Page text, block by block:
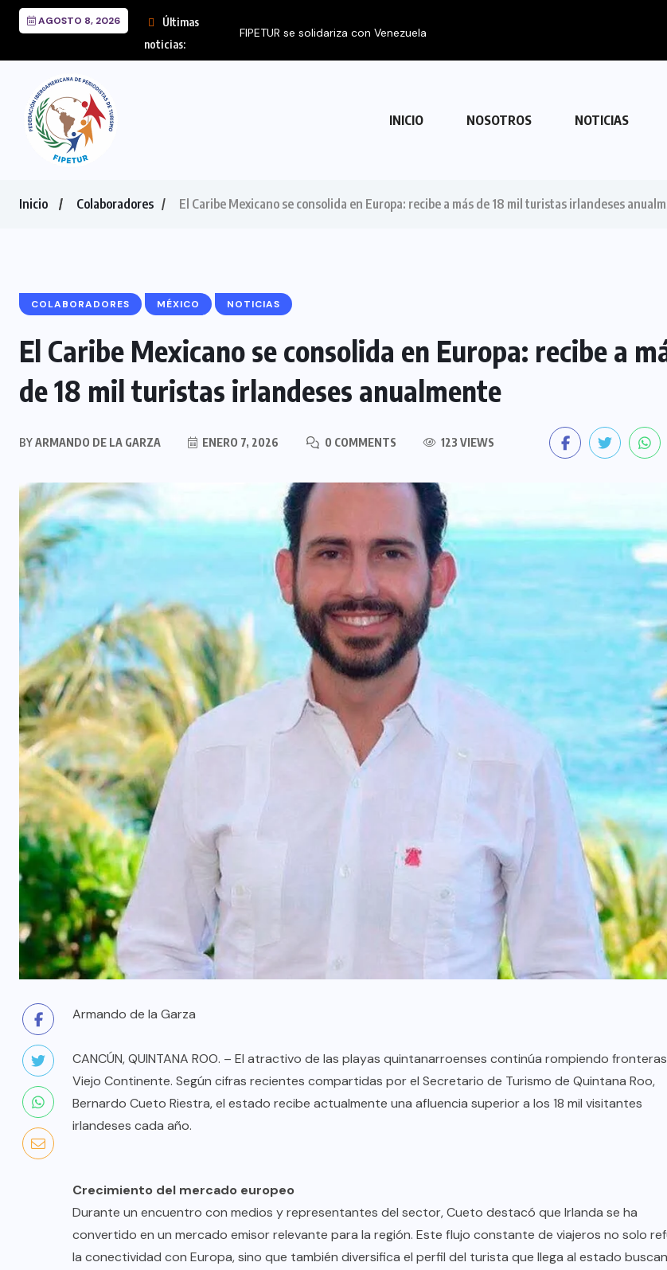
AGOSTO 8, 2026
Últimas
noticias:
FIPETUR se solidariza con Venezuela
INICIO NOSOTROS NOTICIAS
Inicio Colaboradores El Caribe Mexicano se consolida en Europa: recibe a más de 18 mil turistas irlandeses
COLABORADORES MÉXICO NOTICIAS
El Caribe Mexicano se consolida en Europa: recibe a
de 18 mil turistas irlandeses anualmente
BYARMANDO DE LA GARZA ENERO 7, 2026 0 COMMENTS 123 VIEWS
Armando de la Garza
CANCÚN, QUINTANA ROO. – El atractivo de las playas quintanarroenses continúa rompiendo
Viejo Continente. Según cifras recientes compartidas por el Secretario de Turismo de Quintana Roo,
Bernardo Cueto Riestra, el estado recibe actualmente una afluencia superior a los 18 mil visitantes
irlandeses cada año.
Crecimiento del mercado europeo
Durante un encuentro con medios y representantes del sector, Cueto destacó que Irlanda se ha
convertido en un mercado emisor relevante para la región. Este flujo constante de viajeros no solo
la conectividad con Europa, sino que también diversifica el perfil del turista que llega al estado